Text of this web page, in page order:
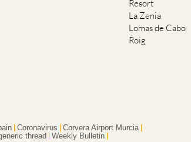
Resort
La Zenia
Lomas de Cabo
Roig
Coronavirus
Corvera Airport Murcia
thread Weekly Bulletin